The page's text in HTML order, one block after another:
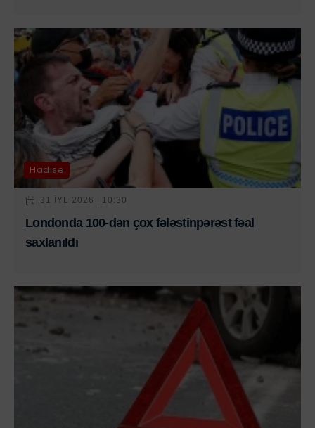
Hadisə
31 IYL 2026 | 10:30
Londonda 100-dən çox fələstinpərəst fəal
saxlanıldı